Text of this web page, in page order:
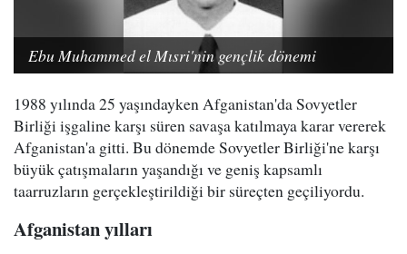
Ebu Muhammed el Mısri'nin gençlik dönemi
1988 yılında 25 yaşındayken Afganistan'da Sovyetler
Birliği işgaline karşı süren savaşa katılmaya karar vererek
Afganistan'a gitti. Bu dönemde Sovyetler Birliği'ne karşı
büyük çatışmaların yaşandığı ve geniş kapsamlı
taarruzların gerçekleştirildiği bir süreçten geçiliyordu.
Afganistan yılları